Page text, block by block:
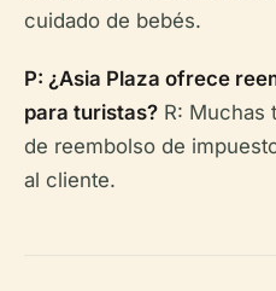
cuidado de bebés.
P: ¿Asia Plaza ofrece
para turistas? R: Muchas
de reembolso de
al cliente.